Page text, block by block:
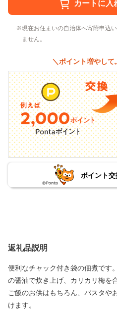
現在お住まいの自治体へ寄附申込
ません。
＼ポイント増やして
ポイント
返礼品説明
便利なチャック付き袋の佃煮です
の醤油で炊き上げ、カリカリ梅を
ご飯のお供はもちろん、パスタや
けます。